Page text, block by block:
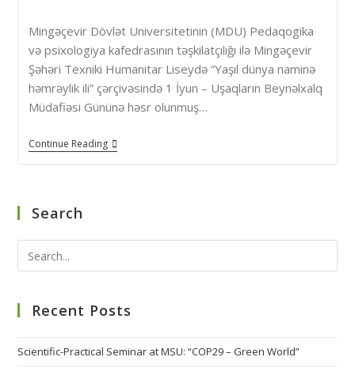
Mingəçevir Dövlət Universitetinin (MDU) Pedaqogika
və psixologiya kafedrasının təşkilatçılığı ilə Mingəçevir
Şəhəri Texniki Humanitar Liseydə “Yaşıl dünya naminə
həmrəylik ili” çərçivəsində 1 İyun – Uşaqların Beynəlxalq
Müdafiəsi Gününə həsr olunmuş…
Continue Reading
Search
Recent Posts
Scientific-Practical Seminar at MSU: “COP29 – Green World”